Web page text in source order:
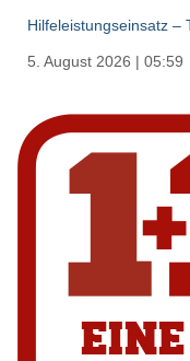
Hilfeleistungseinsatz –
5. August 2026 | 05:59